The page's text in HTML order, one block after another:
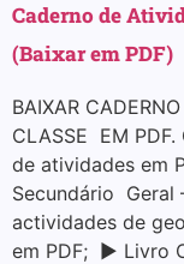
Caderno de
(Baixar em PDF)
BAIXAR
CLASSE EM PDF.
de atividades em
Secundário Geral
actividades de
em PDF; ▶ Livro